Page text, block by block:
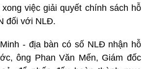
việc giải quyết chính sách hỗ
đối với NLĐ.
- địa bàn có số NLĐ nhận hỗ
ông Phan Văn Mến, Giám đốc